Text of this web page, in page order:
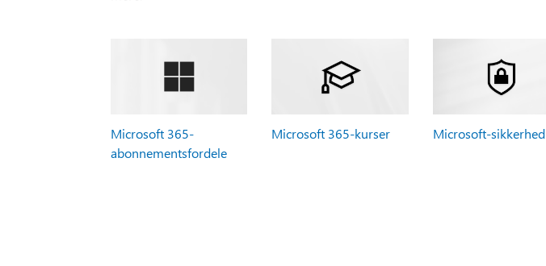
Microsoft 365-
abonnementsfordele
Microsoft 365-kurser Microsoft-sikkerhed